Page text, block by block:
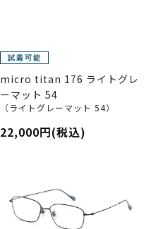
micro titan 176 ライトグレ
ーマット 54
（ライトグレーマット 54）
22,000円(税込)